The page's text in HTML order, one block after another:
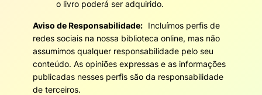
o livro poderá ser adquirido.
Aviso de Responsabilidade: Incluímos perfis de
redes sociais na nossa biblioteca online, mas não
assumimos qualquer responsabilidade pelo seu
conteúdo. As opiniões expressas e as informações
publicadas nesses perfis são da responsabilidade
de terceiros.